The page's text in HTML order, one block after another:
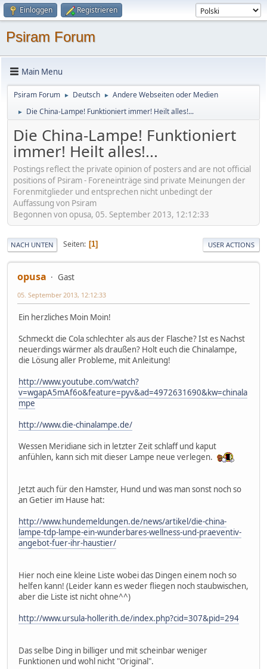
Einloggen Registrieren
Psiram Forum
Main Menu
Psiram Forum ► Deutsch ► Andere Webseiten oder Medien
► Die China-Lampe! Funktioniert immer! Heilt alles!...
Die China-Lampe! Funktioniert
immer! Heilt alles!...
Postings reflect the private opinion of posters and are not official
positions of Psiram - Foreneinträge sind private Meinungen der
Forenmitglieder und entsprechen nicht unbedingt der
Auffassung von Psiram
Begonnen von opusa, 05. September 2013, 12:12:33
NACH UNTEN Seiten 1 USER ACTIONS
opusa Gast
05. September 2013, 12:12:33
Ein herzliches Moin Moin!
Schmeckt die Cola schlechter als aus der Flasche? Ist es Nachst
neuerdings wärmer als draußen? Holt euch die Chinalampe,
die Lösung aller Probleme, mit Anleitung!
http://www.youtube.com/watch?
v=wgapA5mAf6o&feature=pyv&ad=4972631690&kw=chinala
mpe
http://www.die-chinalampe.de/
Wessen Meridiane sich in letzter Zeit schlaff und kaput
anfühlen, kann sich mit dieser Lampe neue verlegen.
Jetzt auch für den Hamster, Hund und was man sonst noch so
an Getier im Hause hat:
http://www.hundemeldungen.de/news/artikel/die-china-
lampe-tdp-lampe-ein-wunderbares-wellness-und-praeventiv-
angebot-fuer-ihr-haustier/
Hier noch eine kleine Liste wobei das Dingen einem noch so
helfen kann! (Leider kann es weder fliegen noch staubwischen,
aber die Liste ist nicht ohne^^)
http://www.ursula-hollerith.de/index.php?cid=307&pid=294
Das selbe Ding in billiger und mit scheinbar weniger
Funktionen und wohl nicht "Original".